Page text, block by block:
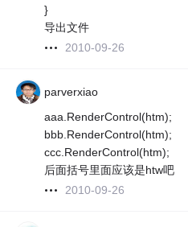
}
导出文件
2010-09-26
parverxiao
aaa.RenderControl(htm);
bbb.RenderControl(htm);
ccc.RenderControl(htm);
后面括号里面应该是htw吧
2010-09-26